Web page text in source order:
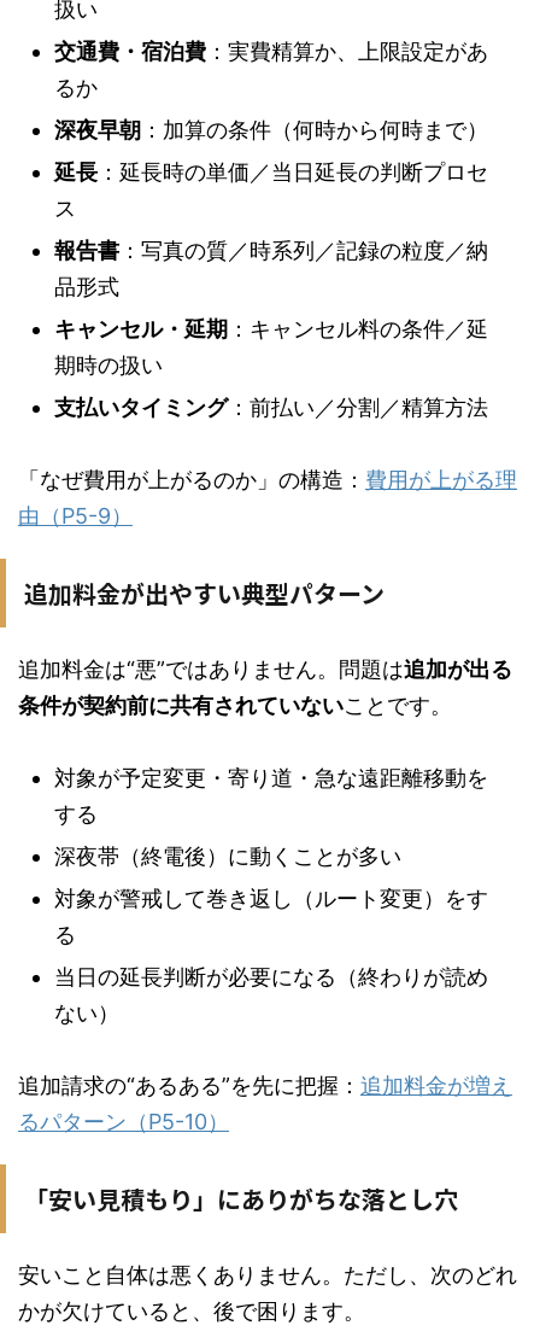
扱い
交通費・宿泊費 ：実費精算か、上限設定があ
るか
深夜早朝 ：加算の条件（何時から何時まで）
延長 ：延長時の単価／当日延長の判断プロセ
ス
報告書 ：写真の質／時系列／記録の粒度／納
品形式
キャンセル・延期 ：キャンセル料の条件／延
期時の扱い
支払いタイミング：前払い／分割／精算方法
「なぜ費用が上がるのか」の構造： 費用が上がる理
由（P5-9）
追加料金が出やすい典型パターン
追加料金は“悪”ではありません。問題は追加が出る
条件が契約前に共有されていないことです。
対象が予定変更・寄り道・急な遠距離移動を
する
深夜帯（終電後）に動くことが多い
対象が警戒して巻き返し（ルート変更）をす
る
当日の延長判断が必要になる（終わりが読め
ない）
追加請求の“あるある”を先に把握： 追加料金が増え
るパターン（P5-10）
「安い見積もり」にありがちな落とし穴
安いこと自体は悪くありません。ただし、次のどれ
かが欠けていると、後で困ります。